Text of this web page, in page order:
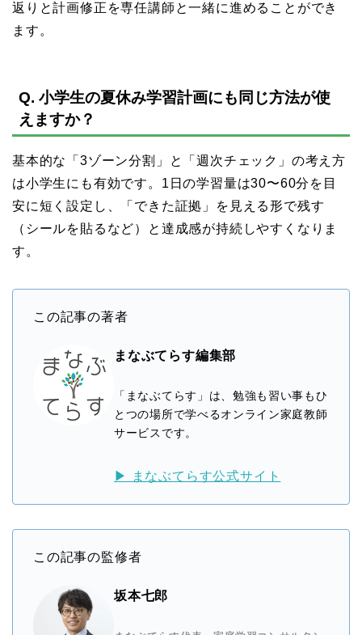
返りと計画修正を専任講師と一緒に進めることができ
ます。
Q. 小学生の夏休み学習計画にも同じ方法が使
えますか？
基本的な「3ゾーン分割」と「週次チェック」の考え方
は小学生にも有効です。1日の学習量は30〜60分を目
安に短く設定し、「できた証拠」を見える形で残す
（シールを貼るなど）と達成感が持続しやすくなりま
す。
この記事の著者
まなぶてらす編集部
「まなぶてらす」は、勉強も習い事もひ
とつの場所で学べるオンライン家庭教師
サービスです。
▶ まなぶてらす公式サイト
この記事の監修者
坂本七郎